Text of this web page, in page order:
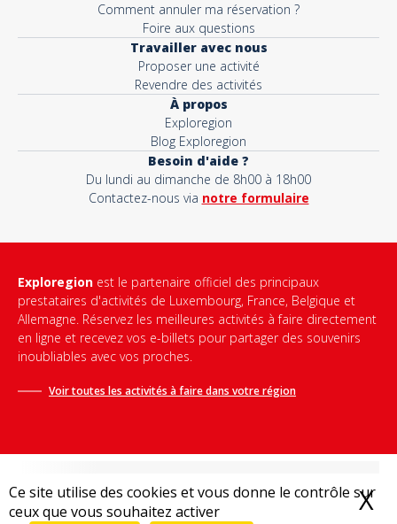
Ce site utilise des cookies et vous donne le contrôle sur
ceux que vous souhaitez activer
X
Comment annuler ma réservation ?
Foire aux questions
Travailler avec nous
Proposer une activité
Revendre des activités
À propos
Exploregion
Blog Exploregion
Besoin d'aide ?
Du lundi au dimanche de 8h00 à 18h00
Contactez-nous via notre formulaire
Exploregion est le partenaire officiel des principaux
prestataires d'activités de Luxembourg, France, Belgique et
Allemagne. Réservez les meilleures activités à faire directement
en ligne et recevez vos e-billets pour partager des souvenirs
inoubliables avec vos proches.
Voir toutes les activités à faire dans votre région
Conditions générales de vente-Politique de confidentialité-